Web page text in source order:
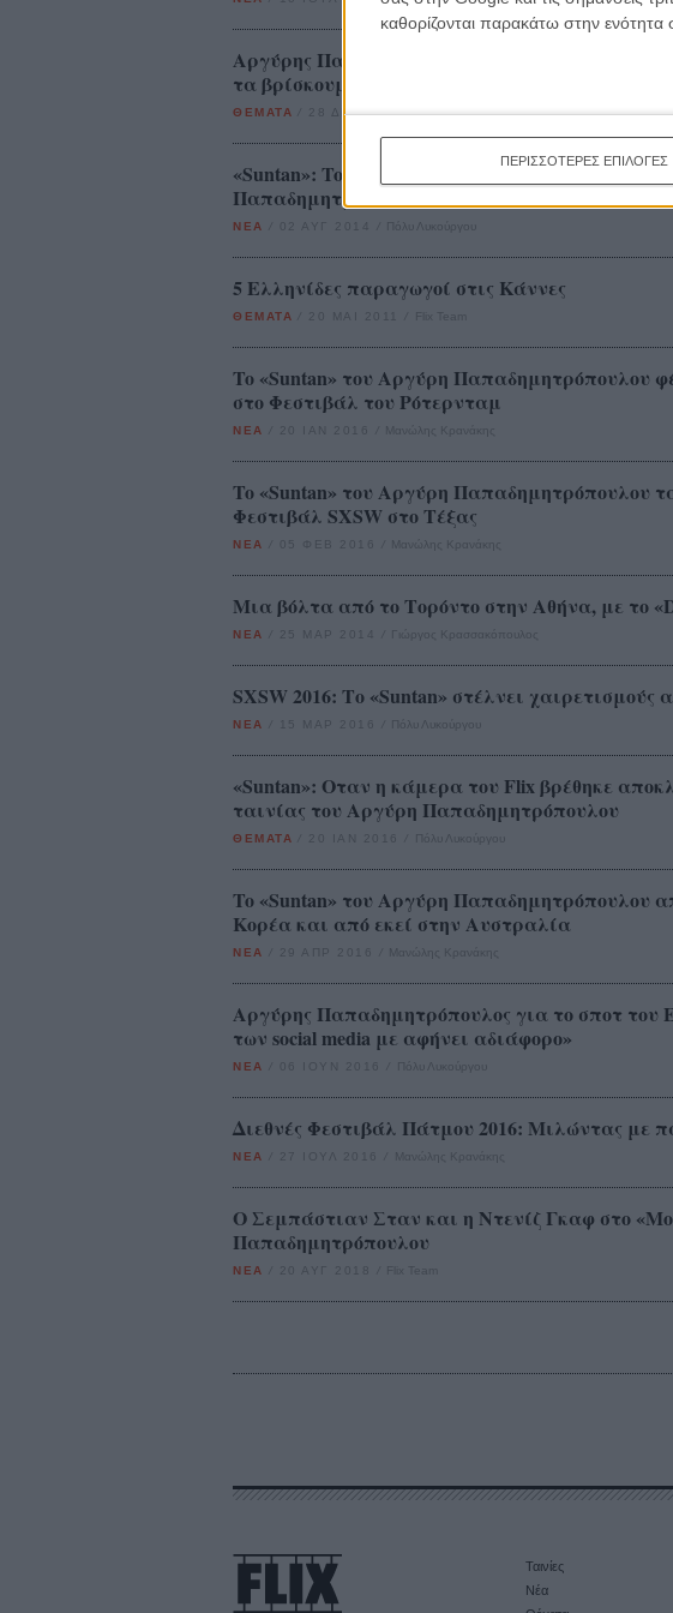
καθορίζονται παρακάτω στην
ΠΕΡΙΣΣΟΤΕΡΕΣ ΕΠΙΛΟΓΕΣ
Αργύρης Παπαδημητρόπουλος: «Να πάμε να
τα βρίσκουμε.»
ΘΕΜΑΤΑ 28 ΔΕΚ 2011/ Λήδα Γαλανού
«Suntan»: To Flix στα γυρίσματα της νέας
Παπαδημητρόπουλου
ΝΕΑ 02 ΑΥΓ 2014 Πόλυ Λυκούργου
5 Eλληνίδες παραγωγοί στις Κάννες
ΘΕΜΑΤΑ 20 ΜΑΙ 2011 Flix Team
To «Suntan» του Αργύρη Παπαδημητρόπουλου
στο Φεστιβάλ του Ρότερνταμ
ΝΕΑ 20 ΙΑΝ 2016 Μανώλης Κρανάκης
To «Suntan» του Αργύρη Παπαδημητρόπουλου
Φεστιβάλ SXSW στο Τέξας
ΝΕΑ 05 ΦΕΒ 2016 Μανώλης Κρανάκης
Μια βόλτα από το Τορόντο στην Αθήνα, με το
ΝΕΑ 25 ΜΑΡ 2014 Γιώργος Κρασσακόπουλος
SXSW 2016: Το «Suntan» στέλνει χαιρετισμούς
ΝΕΑ 15 ΜΑΡ 2016 Πόλυ Λυκούργου
«Suntan»: Οταν η κάμερα του Flix βρέθηκε
ταινίας του Αργύρη Παπαδημητρόπουλου
ΘΕΜΑΤΑ 20 ΙΑΝ 2016 Πόλυ Λυκούργου
To «Suntan» του Αργύρη Παπαδημητρόπουλου
Κορέα και από εκεί στην Αυστραλία
ΝΕΑ 29 ΑΠΡ 2016 Μανώλης Κρανάκης
Αργύρης Παπαδημητρόπουλος για το σποτ
των social media με αφήνει αδιάφορο»
ΝΕΑ 06 ΙΟΥΝ 2016 Πόλυ Λυκούργου
Διεθνές Φεστιβάλ Πάτμου 2016: Μιλώντας με
ΝΕΑ 27 ΙΟΥΛ 2016 Μανώλης Κρανάκης
Ο Σεμπάστιαν Σταν και η Ντενίζ Γκαφ στο
Παπαδημητρόπουλου
ΝΕΑ 20 ΑΥΓ 2018 Flix Team
Ταινίες
Νέα